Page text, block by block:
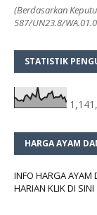
(Berdasarkan
587/UN23.8/
STATISTIK
HARGA AYAM
INFO HARGA AYAM
HARIAN KLIK DI SINI